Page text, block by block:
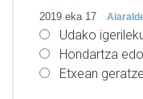
2019 eka 17
Udako
Hondartza
Etxean